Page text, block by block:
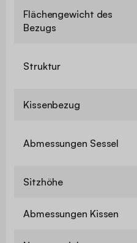
Flächengewicht des
Bezugs
Struktur
Kissenbezug
Abmessungen Sessel
Sitzhöhe
Abmessungen Kissen